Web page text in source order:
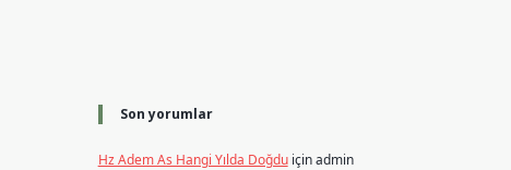
Son yorumlar
Hz Adem As Hangi Yılda Doğduiçinadmin